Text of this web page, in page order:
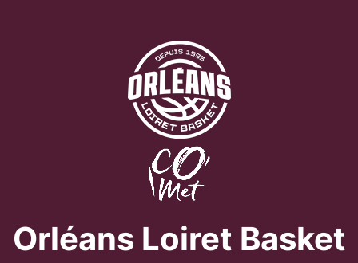
Orléans Loiret Basket